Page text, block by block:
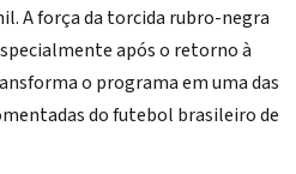
A força da torcida rubro-negra
após o retorno à
o programa em uma das
do futebol brasileiro de